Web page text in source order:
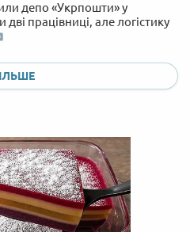
депо «Укрпошти» у
дві працівниці, але логістику